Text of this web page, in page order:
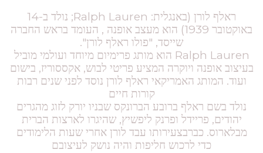
ראלף לורן (באנגלית: Ralph Lauren; נולד ב-14
באוקטובר 1939) הוא מעצב אופנה , העומד בראש החברה
שייסד, "פולו ראלף לורן".
Ralph Lauren הוא מותג פרימיום מיוחד ועולמי מוביל
בעיצוב אופנה ויוקרה המציע פריטי לבוש, אקססוריז, בישום
ועוד. המותג האמריקאי ראלף לורן נוסד לפני שנים רבות
קורות חיים
נולד בשם ראלף ברובע הברונקס שבניו יורק לזוג מהגרים
יהודים, פריידל ופרנק ליפשיץ, שהיגרו לארצות הברית
מבלארוס. כברבצעירותו עבד לורן אחרי שעות הלימודים
כדי לרכוש חליפות והיה נושק לעיצובם